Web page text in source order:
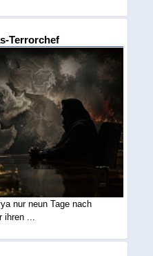
Terrorchef
nur neun Tage nach
...